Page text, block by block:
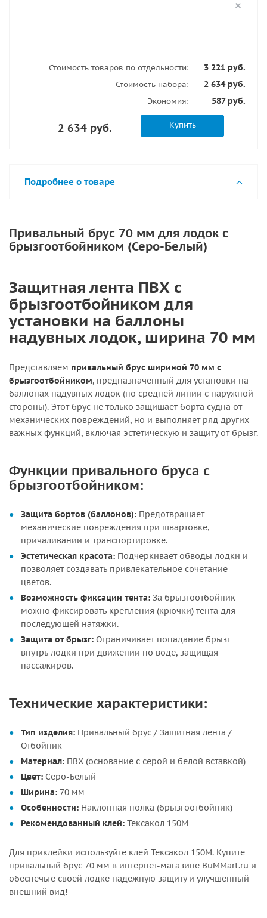
Стоимость товаров по отдельности: 3 221 руб.
Стоимость набора: 2 634 руб.
Экономия: 587 руб.
2 634 руб. Купить
Подробнее о товаре
Привальный брус 70 мм для лодок с
брызгоотбойником (Серо-Белый)
Защитная лента ПВХ с
брызгоотбойником для
установки на баллоны
надувных лодок, ширина 70 мм
Представляем привальный брус шириной 70 мм с
брызгоотбойником, предназначенный для установки на
баллонах надувных лодок (по средней линии с наружной
стороны). Этот брус не только защищает борта судна от
механических повреждений, но и выполняет ряд других
важных функций, включая эстетическую и защиту от брызг.
Функции привального бруса с
брызгоотбойником:
Защита бортов (баллонов): Предотвращает
механические повреждения при швартовке,
причаливании и транспортировке.
Эстетическая красота: Подчеркивает обводы лодки и
позволяет создавать привлекательное сочетание
цветов.
Возможность фиксации тента: За брызгоотбойник
можно фиксировать крепления (крючки) тента для
последующей натяжки.
Защита от брызг: Ограничивает попадание брызг
внутрь лодки при движении по воде, защищая
пассажиров.
Технические характеристики:
Тип изделия: Привальный брус / Защитная лента /
Отбойник
Материал: ПВХ (основание с серой и белой вставкой)
Цвет: Серо-Белый
Ширина: 70 мм
Особенности: Наклонная полка (брызгоотбойник)
Рекомендованный клей: Тексакол 150М
Для приклейки используйте клей Тексакол 150М. Купите
привальный брус 70 мм в интернет-магазине BuMMart.ru и
обеспечьте своей лодке надежную защиту и улучшенный
внешний вид!